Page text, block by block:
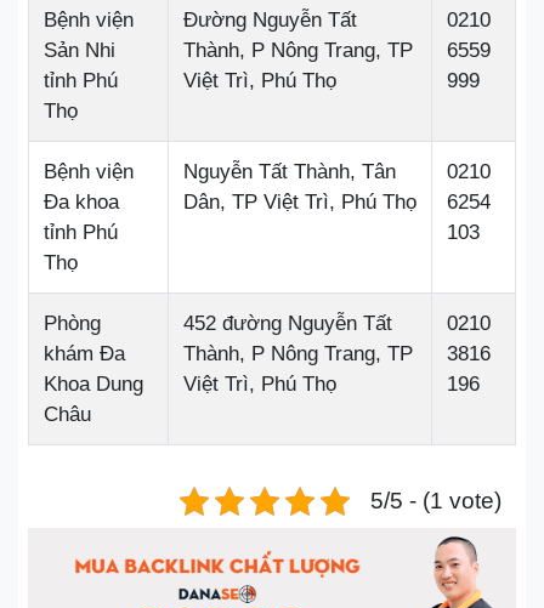
Bệnh viện
Sản Nhi
tỉnh Phú
Thọ
Đường Nguyễn Tất
Thành, P Nông Trang, TP
Việt Trì, Phú Thọ
0210
6559
999
Bệnh viện
Đa khoa
tỉnh Phú
Thọ
Nguyễn Tất Thành, Tân
Dân, TP Việt Trì, Phú Thọ
0210
6254
103
Phòng
khám Đa
Khoa Dung
Châu
452 đường Nguyễn Tất
Thành, P Nông Trang, TP
Việt Trì, Phú Thọ
0210
3816
196
5/5 - (1 vote)